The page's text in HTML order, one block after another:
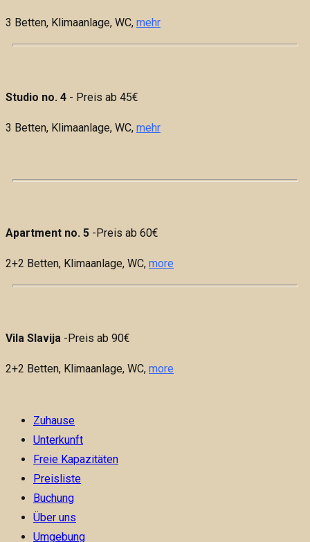
3 Betten, Klimaanlage, WC, mehr
Studio no. 4 - Preis ab 45€
3 Betten, Klimaanlage, WC, mehr
Apartment no. 5 -Preis ab 60€
2+2 Betten, Klimaanlage, WC, more
Vila Slavija -Preis ab 90€
2+2 Betten, Klimaanlage, WC, more
Zuhause
Unterkunft
Freie Kapazitäten
Preisliste
Buchung
Über uns
Umgebung